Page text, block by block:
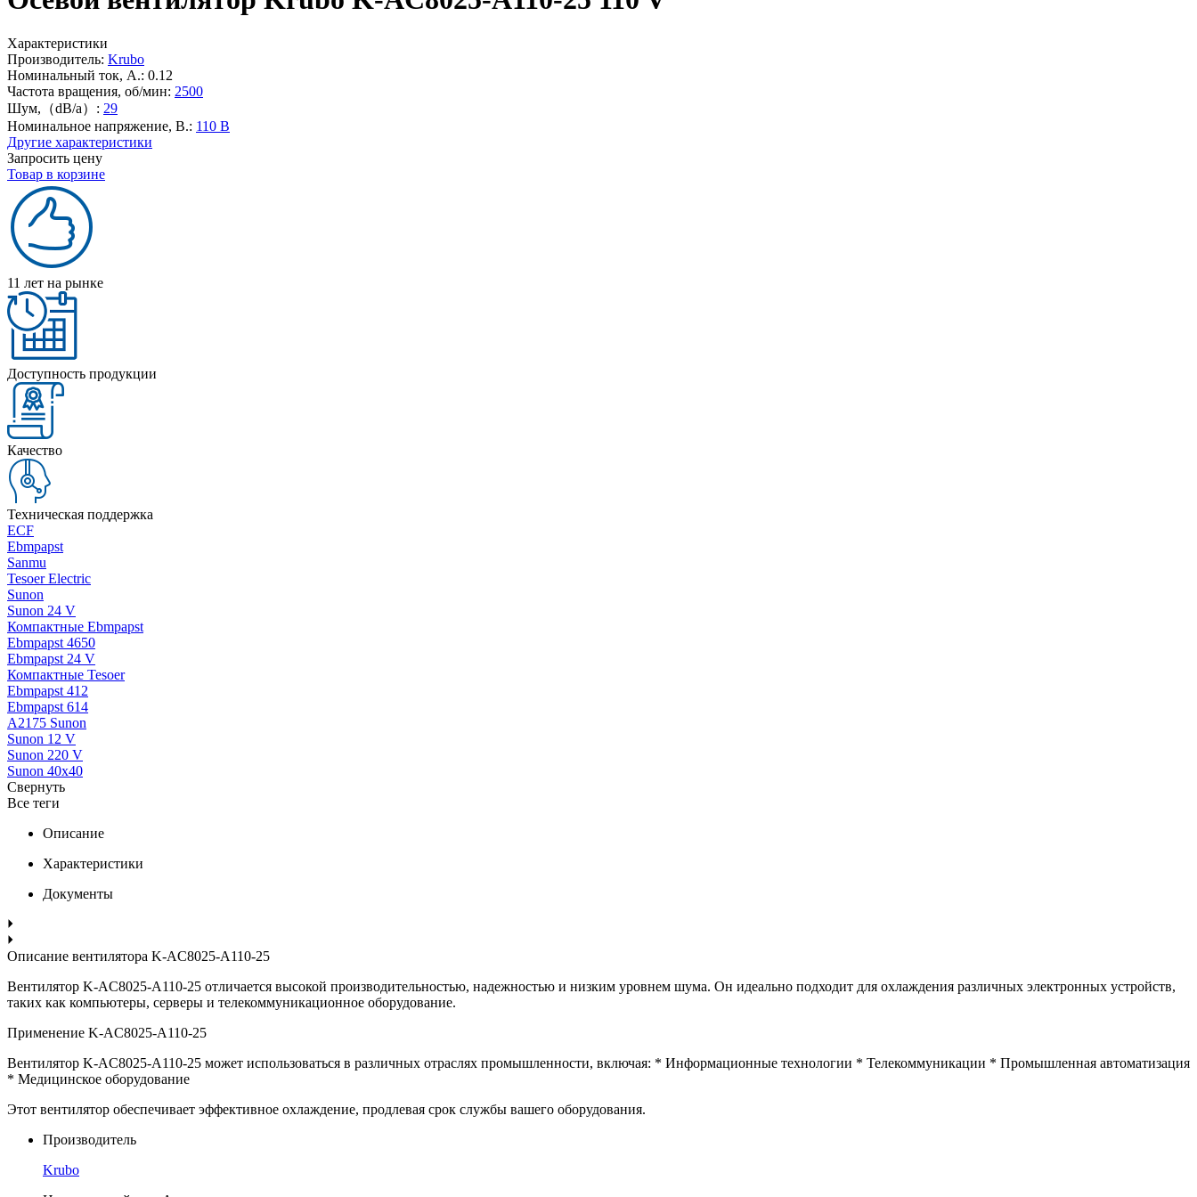
Характеристики
Производитель: Krubo
Номинальный ток, А.: 0.12
Частота вращения, об/мин: 2500
Шум,（dB/a）: 29
Номинальное напряжение, В.: 110 В
Другие характеристики
Запросить цену
Товар в корзине
11 лет на рынке
Доступность продукции
Качество
Техническая поддержка
ECF
Ebmpapst
Sanmu
Tesoer Electric
Sunon
Sunon 24 V
Компактные Ebmpapst
Ebmpapst 4650
Ebmpapst 24 V
Компактные Tesoer
Ebmpapst 412
Ebmpapst 614
A2175 Sunon
Sunon 12 V
Sunon 220 V
Sunon 40x40
Свернуть
Все теги
Описание
Характеристики
Документы
Описание вентилятора K-AC8025-A110-25
Вентилятор K-AC8025-A110-25 отличается высокой производительностью, надежностью и низким уровнем шума. Он идеально подходит для охлаждения различных электронных устройств,
таких как компьютеры, серверы и телекоммуникационное оборудование.
Применение K-AC8025-A110-25
Вентилятор K-AC8025-A110-25 может использоваться в различных отраслях промышленности, включая: * Информационные технологии * Телекоммуникации * Промышленная автоматизация
* Медицинское оборудование
Этот вентилятор обеспечивает эффективное охлаждение, продлевая срок службы вашего оборудования.
Производитель
Krubo